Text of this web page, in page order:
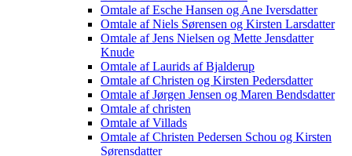
Omtale af Esche Hansen og Ane Iversdatter
Omtale af Niels Sørensen og Kirsten Larsdatter
Omtale af Jens Nielsen og Mette Jensdatter
Knude
Omtale af Laurids af Bjalderup
Omtale af Christen og Kirsten Pedersdatter
Omtale af Jørgen Jensen og Maren Bendsdatter
Omtale af christen
Omtale af Villads
Omtale af Christen Pedersen Schou og Kirsten
Sørensdatter